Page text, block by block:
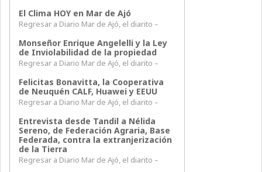
El Clima HOY en Mar de Ajó
Regresar a Diario Mar de Ajó, el diarito –
Monseñor Enrique Angelelli y la Ley
de Inviolabilidad de la propiedad
Regresar a Diario Mar de Ajó, el diarito –
Felicitas Bonavitta, la Cooperativa
de Neuquén CALF, Huawei y EEUU
Regresar a Diario Mar de Ajó, el diarito –
Entrevista desde Tandil a Nélida
Sereno, de Federación Agraria, Base
Federada, contra la extranjerización
de la Tierra
Regresar a Diario Mar de Ajó, el diarito –